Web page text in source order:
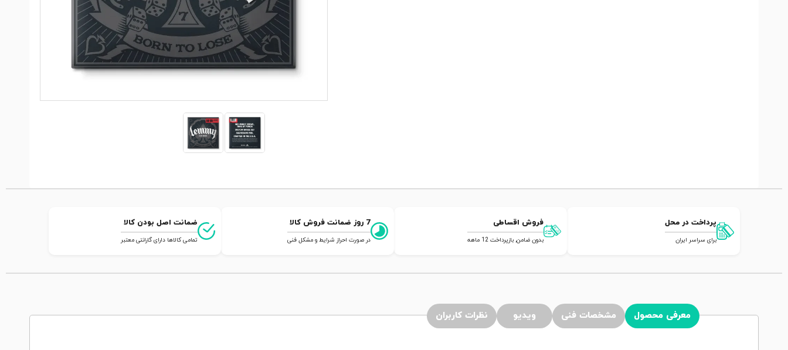
پرداخت در محل
برای سراسر ایران
فروش اقساطی
بدون ضامن, بازپرداخت 12 ماهه
7 روز ضمانت فروش کالا
در صورت احراز شرایط و مشکل فنی
ضمانت اصل بودن کالا
تمامی کالاها دارای گارانتی معتبر
معرفی محصول مشخصات فنی ویدیو نظرات کاربران